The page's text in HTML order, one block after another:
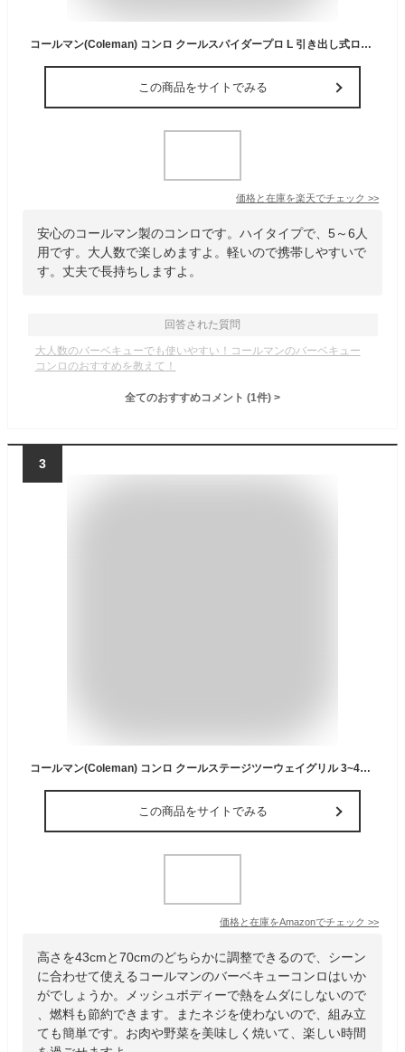
コールマン(Coleman) コンロ クールスパイダープロ L 引き出し式ロストル 5~6人用 レッド 2000010394
この商品をサイトでみる
価格と在庫を楽天でチェック >>
安心のコールマン製のコンロです。ハイタイプで、5～6人
用です。大人数で楽しめますよ。軽いので携帯しやすいで
す。丈夫で長持ちしますよ。
回答された質問
大人数のバーベキューでも使いやすい！コールマンのバーベキュー
コンロのおすすめを教えて！
全てのおすすめコメント (1件) >
3
コールマン(Coleman) コンロ クールステージツーウェイグリル 3~4人用 レッド 170-9433
この商品をサイトでみる
価格と在庫をAmazonでチェック >>
高さを43cmと70cmのどちらかに調整できるので、シーン
に合わせて使えるコールマンのバーベキューコンロはいか
がでしょうか。メッシュボディーで熱をムダにしないので
、燃料も節約できます。またネジを使わないので、組み立
ても簡単です。お肉や野菜を美味しく焼いて、楽しい時間